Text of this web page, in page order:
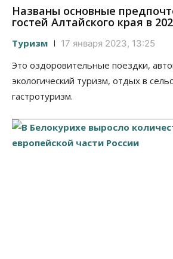
Названы основные
гостей Алтайского края в
Туризм 17 января 2023, 13:25
Это оздоровительные поездки,
экологический туризм, отдых в
гастротуризм.